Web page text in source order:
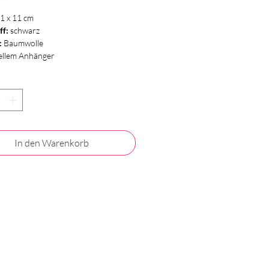
x 11 cm
schwarz
Baumwolle
Anhänger
In den Warenkorb